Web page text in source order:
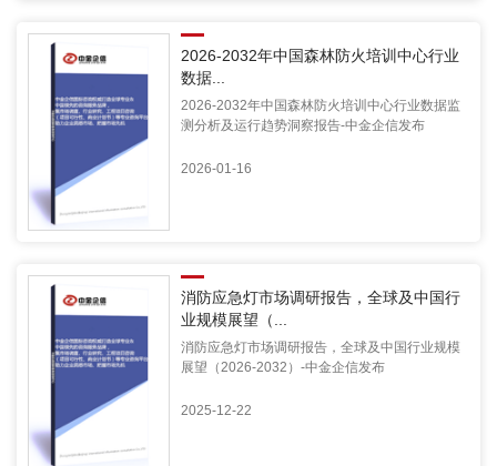
2026-2032年中国森林防火培训中心行业
数据...
2026-2032年中国森林防火培训中心行业数据监
测分析及运行趋势洞察报告-中金企信发布
2026-01-16
消防应急灯市场调研报告，全球及中国行
业规模展望（...
消防应急灯市场调研报告，全球及中国行业规模
展望（2026-2032）-中金企信发布
2025-12-22